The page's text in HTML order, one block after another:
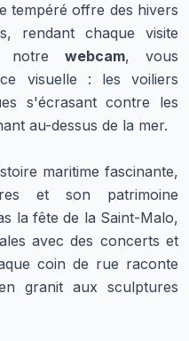
tempéré offre des hivers
rendant chaque visite
notrewebcam, vous
visuelle : les voiliers
s'écrasant contre les
au-dessus de la mer.
maritime fascinante,
et son patrimoine
la fête de la Saint-Malo,
avec des concerts et
coin de rue raconte
granit aux sculptures